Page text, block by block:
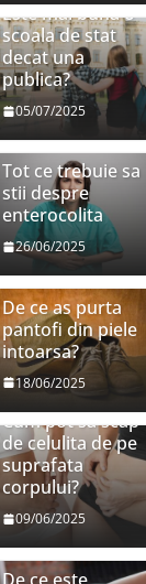
Este mai buna o
scoala de stat
decat una
publica?
05/07/2025
Tot ce trebuie sa
stii despre
enterocolita
26/06/2025
De ce as purta
pantofi din piele
intoarsa?
18/06/2025
Cum pot sa scap
de celulita de pe
suprafata
corpului?
09/06/2025
De ce este